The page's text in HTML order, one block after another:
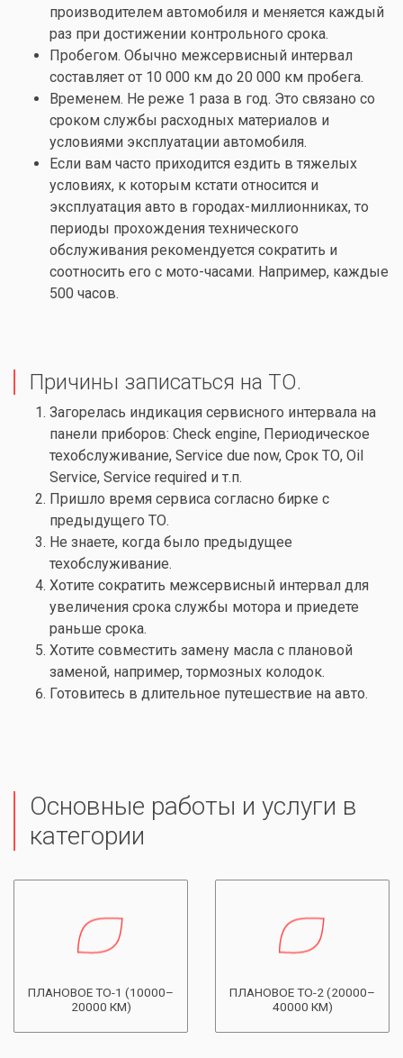
производителем автомобиля и меняется каждый
раз при достижении контрольного срока.
Пробегом. Обычно межсервисный интервал
составляет от 10 000 км до 20 000 км пробега.
Временем. Не реже 1 раза в год. Это связано со
сроком службы расходных материалов и
условиями эксплуатации автомобиля.
Если вам часто приходится ездить в тяжелых
условиях, к которым кстати относится и
эксплуатация авто в городах-миллионниках, то
периоды прохождения технического
обслуживания рекомендуется сократить и
соотносить его с мото-часами. Например, каждые
500 часов.
Причины записаться на ТО.
Загорелась индикация сервисного интервала на
панели приборов: Check engine, Периодическое
техобслуживание, Service due now, Срок ТО, Oil
Service, Service required и т.п.
Пришло время сервиса согласно бирке с
предыдущего ТО.
Не знаете, когда было предыдущее
техобслуживание.
Хотите сократить межсервисный интервал для
увеличения срока службы мотора и приедете
раньше срока.
Хотите совместить замену масла с плановой
заменой, например, тормозных колодок.
Готовитесь в длительное путешествие на авто.
Основные работы и услуги в
категории
ПЛАНОВОЕ ТО-1 (10000–
20000 КМ)
ПЛАНОВОЕ ТО-2 (20000–
40000 КМ)